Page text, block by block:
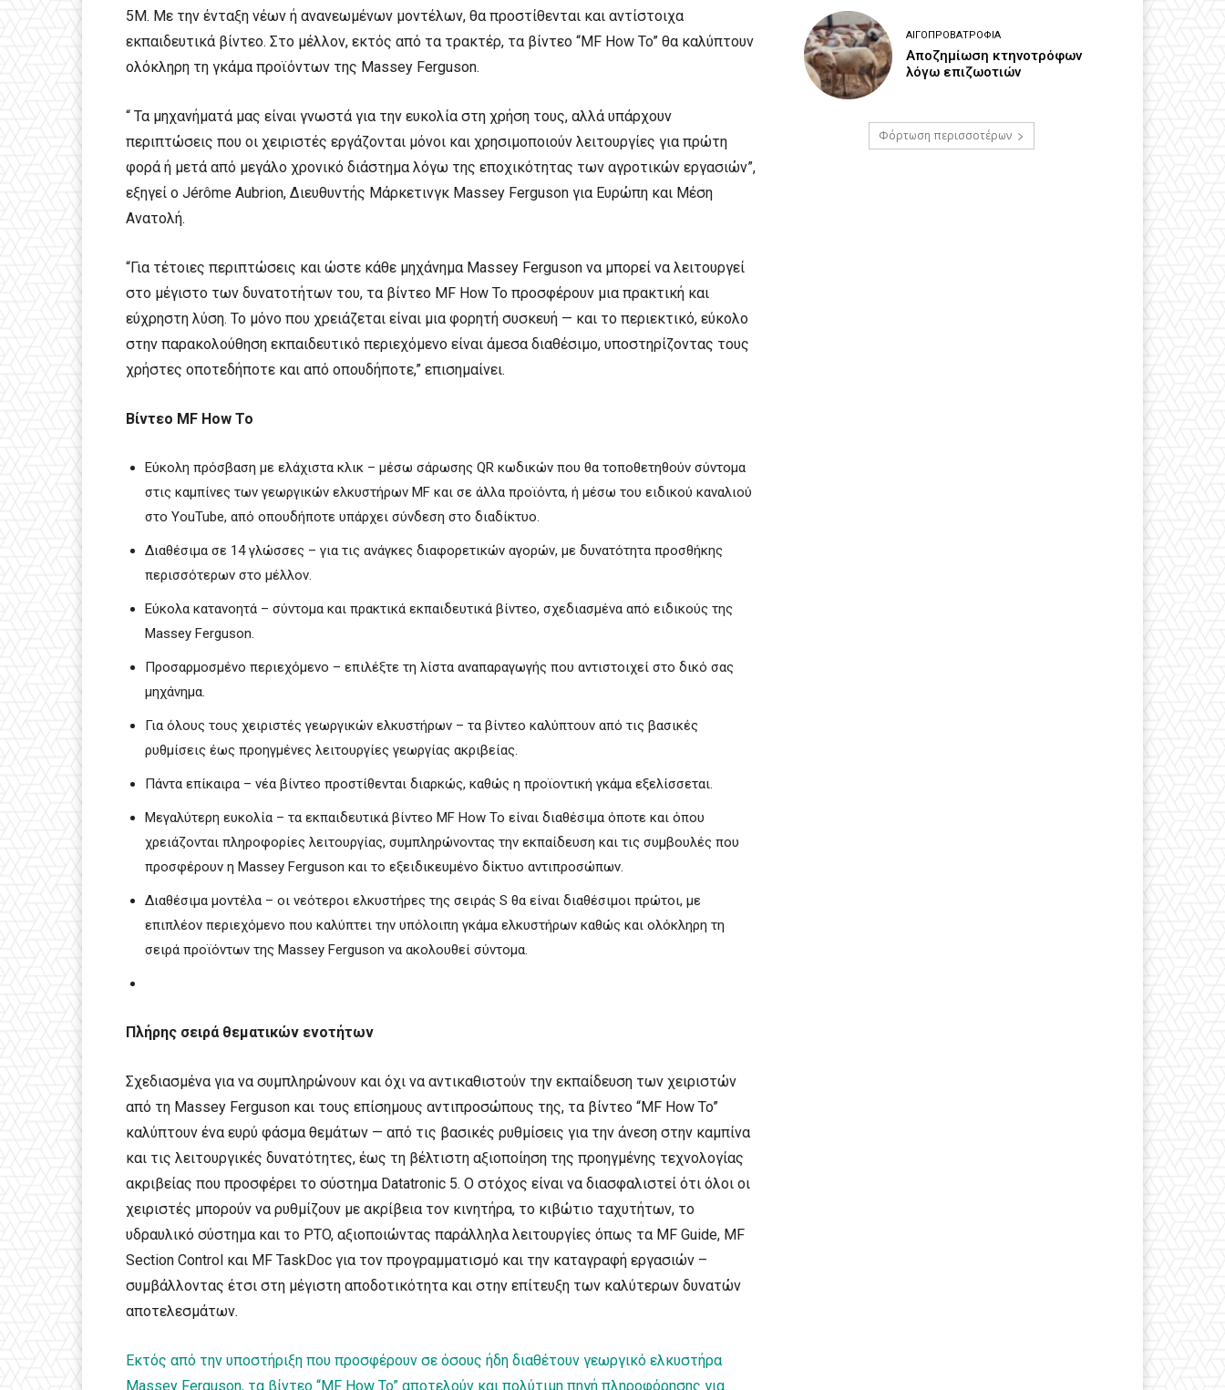
5M. Με την ένταξη νέων ή ανανεωμένων μοντέλων, θα προστίθενται και αντίστοιχα
εκπαιδευτικά βίντεο. Στο μέλλον, εκτός από τα τρακτέρ, τα βίντεο “MF How To” θα καλύπτουν
ολόκληρη τη γκάμα προϊόντων της Massey Ferguson.
“ Τα μηχανήματά μας είναι γνωστά για την ευκολία στη χρήση τους, αλλά υπάρχουν
περιπτώσεις που οι χειριστές εργάζονται μόνοι και χρησιμοποιούν λειτουργίες για πρώτη
φορά ή μετά από μεγάλο χρονικό διάστημα λόγω της εποχικότητας των αγροτικών εργασιών”,
εξηγεί ο Jérôme Aubrion, Διευθυντής Μάρκετινγκ Massey Ferguson για Ευρώπη και Μέση
Ανατολή.
“Για τέτοιες περιπτώσεις και ώστε κάθε μηχάνημα Massey Ferguson να μπορεί να λειτουργεί
στο μέγιστο των δυνατοτήτων του, τα βίντεο MF How To προσφέρουν μια πρακτική και
εύχρηστη λύση. Το μόνο που χρειάζεται είναι μια φορητή συσκευή — και το περιεκτικό, εύκολο
στην παρακολούθηση εκπαιδευτικό περιεχόμενο είναι άμεσα διαθέσιμο, υποστηρίζοντας τους
χρήστες οποτεδήποτε και από οπουδήποτε,” επισημαίνει.
Βίντεο MF How To
Εύκολη πρόσβαση με ελάχιστα κλικ – μέσω σάρωσης QR κωδικών που θα τοποθετηθούν σύντομα
στις καμπίνες των γεωργικών ελκυστήρων MF και σε άλλα προϊόντα, ή μέσω του ειδικού καναλιού
στο YouTube, από οπουδήποτε υπάρχει σύνδεση στο διαδίκτυο.
Διαθέσιμα σε 14 γλώσσες – για τις ανάγκες διαφορετικών αγορών, με δυνατότητα προσθήκης
περισσότερων στο μέλλον.
Εύκολα κατανοητά – σύντομα και πρακτικά εκπαιδευτικά βίντεο, σχεδιασμένα από ειδικούς της
Massey Ferguson.
Προσαρμοσμένο περιεχόμενο – επιλέξτε τη λίστα αναπαραγωγής που αντιστοιχεί στο δικό σας
μηχάνημα.
Για όλους τους χειριστές γεωργικών ελκυστήρων – τα βίντεο καλύπτουν από τις βασικές
ρυθμίσεις έως προηγμένες λειτουργίες γεωργίας ακριβείας.
Πάντα επίκαιρα – νέα βίντεο προστίθενται διαρκώς, καθώς η προϊοντική γκάμα εξελίσσεται.
Μεγαλύτερη ευκολία – τα εκπαιδευτικά βίντεο MF How To είναι διαθέσιμα όποτε και όπου
χρειάζονται πληροφορίες λειτουργίας, συμπληρώνοντας την εκπαίδευση και τις συμβουλές που
προσφέρουν η Massey Ferguson και το εξειδικευμένο δίκτυο αντιπροσώπων.
Διαθέσιμα μοντέλα – οι νεότεροι ελκυστήρες της σειράς S θα είναι διαθέσιμοι πρώτοι, με
επιπλέον περιεχόμενο που καλύπτει την υπόλοιπη γκάμα ελκυστήρων καθώς και ολόκληρη τη
σειρά προϊόντων της Massey Ferguson να ακολουθεί σύντομα.
Πλήρης σειρά θεματικών ενοτήτων
Σχεδιασμένα για να συμπληρώνουν και όχι να αντικαθιστούν την εκπαίδευση των χειριστών
από τη Massey Ferguson και τους επίσημους αντιπροσώπους της, τα βίντεο “MF How To”
καλύπτουν ένα ευρύ φάσμα θεμάτων — από τις βασικές ρυθμίσεις για την άνεση στην καμπίνα
και τις λειτουργικές δυνατότητες, έως τη βέλτιστη αξιοποίηση της προηγμένης τεχνολογίας
ακριβείας που προσφέρει το σύστημα Datatronic 5. Ο στόχος είναι να διασφαλιστεί ότι όλοι οι
χειριστές μπορούν να ρυθμίζουν με ακρίβεια τον κινητήρα, το κιβώτιο ταχυτήτων, το
υδραυλικό σύστημα και το PTO, αξιοποιώντας παράλληλα λειτουργίες όπως τα MF Guide, MF
Section Control και MF TaskDoc για τον προγραμματισμό και την καταγραφή εργασιών –
συμβάλλοντας έτσι στη μέγιστη αποδοτικότητα και στην επίτευξη των καλύτερων δυνατών
αποτελεσμάτων.
Εκτός από την υποστήριξη που προσφέρουν σε όσους ήδη διαθέτουν γεωργικό ελκυστήρα
Massey Ferguson, τα βίντεο “MF How To” αποτελούν και πολύτιμη πηγή πληροφόρησης για
ΑΙΓΟΠΡΟΒΑΤΡΟΦΊΑ
Αποζημίωση κτηνοτρόφων
λόγω επιζωοτιών
Φόρτωση περισσοτέρων